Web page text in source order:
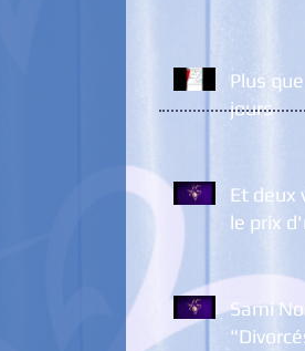
Plus
jours
Et deux
le prix
Sami